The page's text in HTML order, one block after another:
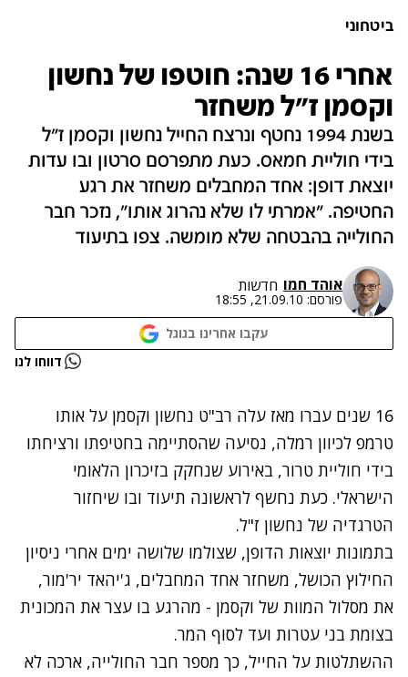
ביטחוני
אחרי 16 שנה: חוטפו של נחשון
וקסמן ז"ל משחזר
בשנת 1994 נחטף ונרצח החייל נחשון וקסמן ז"ל
בידי חוליית חמאס. כעת מתפרסם סרטון ובו עדות
יוצאת דופן: אחד המחבלים משחזר את רגע
החטיפה. "אמרתי לו שלא נהרוג אותו", נזכר חבר
החולייה בהבטחה שלא מומשה. צפו בתיעוד
אוהד חמו חדשות
פורסם: 21.09.10, 18:55
עקבו אחרינו בגוגל
נתקלנו בבעיה דווחו לנו
16 שנים עברו מאז עלה רב"ט נחשון וקסמן על אותו
טרמפ לכיוון רמלה, נסיעה שהסתיימה בחטיפתו ורציחתו
בידי חוליית טרור, באירוע שנחקק בזיכרון הלאומי
הישראלי. כעת נחשף לראשונה תיעוד ובו שיחזור
הטרגדיה של נחשון ז"ל.
בתמונות יוצאות הדופן, שצולמו שלושה ימים אחרי ניסיון
החילוץ הכושל, משחזר אחד המחבלים, ג'יהאד יר'מור,
את מסלול המוות של וקסמן - מהרגע בו עצר את המכונית
בצומת בני עטרות ועד לסוף המר.
ההשתלטות על החייל, כך מספר חבר החולייה, ארכה לא